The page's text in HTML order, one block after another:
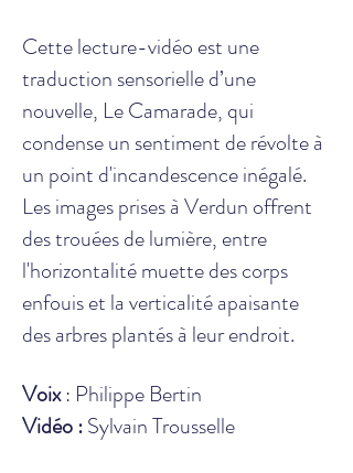
Cette lecture-vidéo est une
traduction sensorielle d’une
nouvelle, Le Camarade, qui
condense un sentiment de révolte à
un point d'incandescence inégalé.
Les images prises à Verdun offrent
des trouées de lumière, entre
l'horizontalité muette des corps
enfouis et la verticalité apaisante
des arbres plantés à leur endroit.
Voix: Philippe Bertin
Vidéo :Sylvain Trousselle